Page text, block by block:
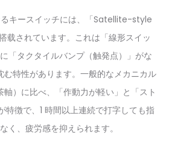
キースイッチには、「Satellite-style
载されています。これは「線形スイッ
「タクタイルバンプ（触発点）」がな
む特性があります。一般的なメカニカル
）に比べ、「作動力が軽い」と「スト
特徴で、1 時間以上連続で打字しても指
く、疲労感を抑えられます。